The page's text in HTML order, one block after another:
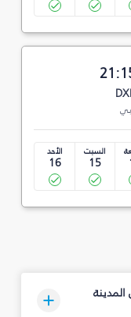
السبت
15
الأحد
16